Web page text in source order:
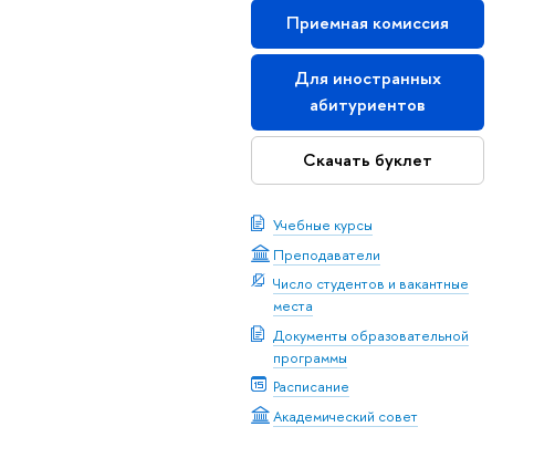
Приемная комиссия
Для иностранных
абитуриентов
Скачать буклет
Учебные курсы
Преподаватели
Число студентов и вакантные
места
Документы образовательной
программы
Расписание
Академический совет